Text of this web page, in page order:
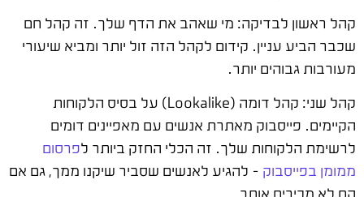
קהל ראשון לבדיקה: מי שאהב את הדף שלך. זה קהל חם
שכבר הביע עניין. קידום לקהל הזה זול יותר ומביא שיעורי
מעורבות גבוהים יותר.
קהל שני: קהל דומה (Lookalike) על בסיס הלקוחות
הקיימים. פייסבוק מאתרת אנשים עם מאפיינים דומים
לרשימת הלקוחות שלך. זה הכלי החזק ביותר לפרסום
ממומן בפייסבוק – להגיע לאנשים שסביר שיקנו ממך, גם אם